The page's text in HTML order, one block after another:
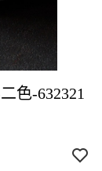
色-632321